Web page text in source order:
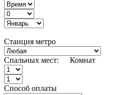
Станция метро
Спальных мест: Комнат
Способ оплаты